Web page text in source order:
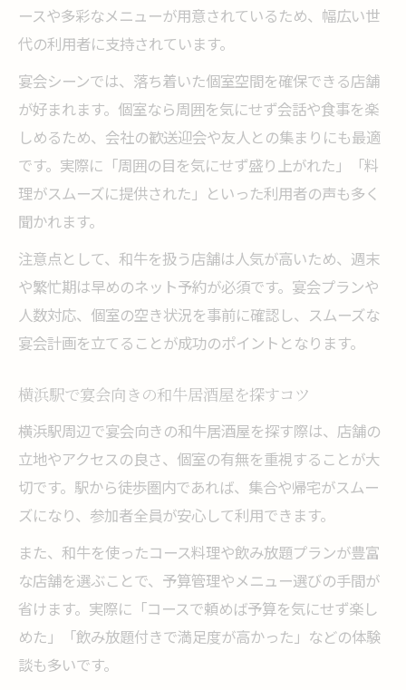
ースや多彩なメニューが用意されているため、幅広い世
代の利用者に支持されています。
宴会シーンでは、落ち着いた個室空間を確保できる店舗
が好まれます。個室なら周囲を気にせず会話や食事を楽
しめるため、会社の歓送迎会や友人との集まりにも最適
です。実際に「周囲の目を気にせず盛り上がれた」「料
理がスムーズに提供された」といった利用者の声も多く
聞かれます。
注意点として、和牛を扱う店舗は人気が高いため、週末
や繁忙期は早めのネット予約が必須です。宴会プランや
人数対応、個室の空き状況を事前に確認し、スムーズな
宴会計画を立てることが成功のポイントとなります。
横浜駅で宴会向きの和牛居酒屋を探すコツ
横浜駅周辺で宴会向きの和牛居酒屋を探す際は、店舗の
立地やアクセスの良さ、個室の有無を重視することが大
切です。駅から徒歩圏内であれば、集合や帰宅がスムー
ズになり、参加者全員が安心して利用できます。
また、和牛を使ったコース料理や飲み放題プランが豊富
な店舗を選ぶことで、予算管理やメニュー選びの手間が
省けます。実際に「コースで頼めば予算を気にせず楽し
めた」「飲み放題付きで満足度が高かった」などの体験
談も多いです。